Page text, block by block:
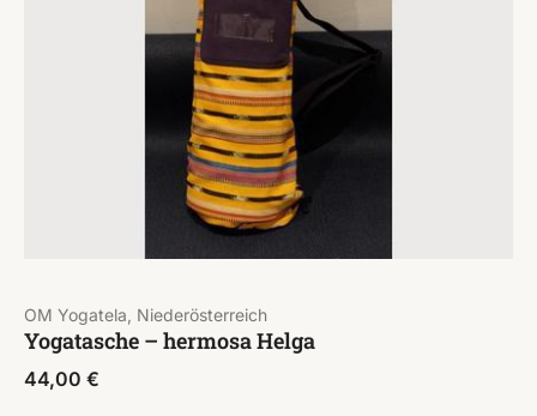
OM Yogatela, Niederösterreich
Yogatasche – hermosa Helga
44,00 €